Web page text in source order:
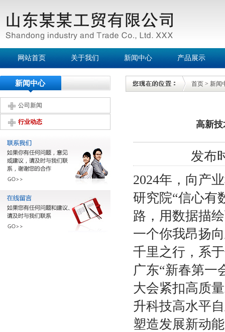
网站首页 关于我们 新闻中心 产品展示
新闻中心
公司新闻
行业动态
首页 > 新闻
高新
发布
2024年，向产
研究院“信心有
路，用数据描
一个你我昂扬
千里之行，系
广东“新春第一
大会紧扣高质
升科技高水平
塑造发展新动